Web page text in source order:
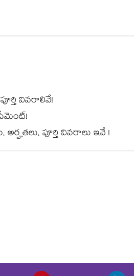
వివరాలివే!
పేమెంట్!
పూర్తి వివరాలు ఇవే !